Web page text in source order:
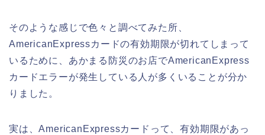
そのような感じで色々と調べてみた所、
AmericanExpressカードの有効期限が切れてしまって
いるために、あかまる防災のお店でAmericanExpress
カードエラーが発生している人が多くいることが分か
りました。
実は、AmericanExpressカードって、有効期限があっ